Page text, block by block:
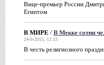
Вице-премьер России
Египтом
В МИРЕ / В Мекке сотни
24-9-2015, 12:15
В честь религиозного